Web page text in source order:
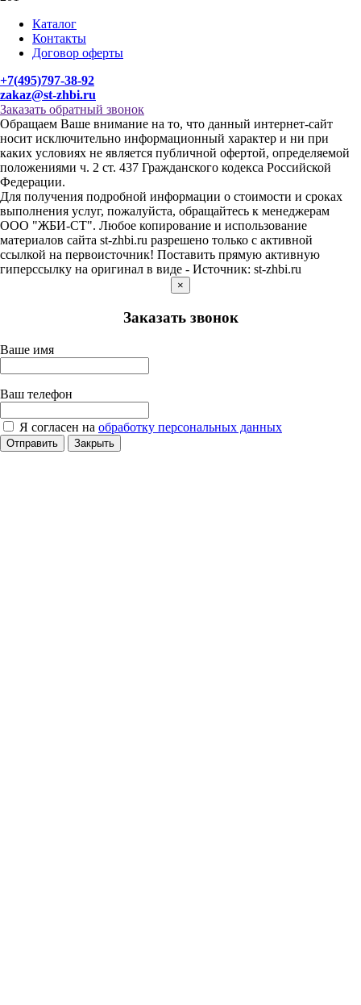
Каталог
Контакты
Договор оферты
+7(495)797-38-92
zakaz@st-zhbi.ru
Заказать обратный звонок
Обращаем Ваше внимание на то, что данный интернет-сайт
носит исключительно информационный характер и ни при
каких условиях не является публичной офертой, определяемой
положениями ч. 2 ст. 437 Гражданского кодекса Российской
Федерации.
Для получения подробной информации о стоимости и сроках
выполнения услуг, пожалуйста, обращайтесь к менеджерам
ООО "ЖБИ-СТ". Любое копирование и использование
материалов сайта st-zhbi.ru разрешено только с активной
ссылкой на первоисточник! Поставить прямую активную
гиперссылку на оригинал в виде - Источник: st-zhbi.ru
×
Заказать звонок
Ваше имя
Ваш телефон
Я согласен на обработку персональных данных
Отправить Закрыть